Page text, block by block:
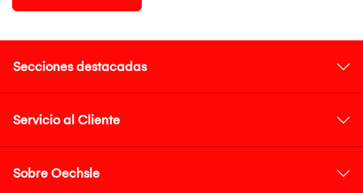
Secciones destacadas
Servicio al Cliente
Sobre Oechsle